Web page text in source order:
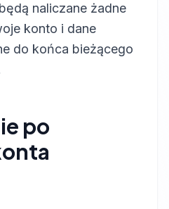
naliczane żadne
konto i dane
do końca bieżącego
po